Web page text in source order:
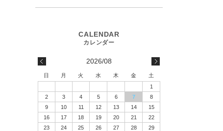
2026/08
日 月 火 水 木 金
土
1
2
3 4 5 6 7
8
9
10 11 12 13 14
15
16
17 18 19 20 21
22
23
24 25 26 27 28
29